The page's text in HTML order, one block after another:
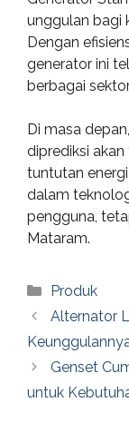
unggulan bagi
Dengan
generator ini
berbagai
Di masa
diprediksi
tuntutan
dalam
pengguna,
Mataram.
Categories
Produk
Alternator
Genset
untuk